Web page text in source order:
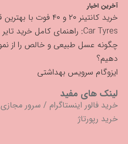
آخرین اخبار
خرید کانتینر ۲۰ و ۴۰ فوت با بهترین قیمت
Car Tyres: راهنمای کامل خرید تایر
چگونه عسل طبیعی و خالص را از
دهیم؟
ایزوگام سرویس بهداشتی
لینک های مفید
خرید فالور اینستاگرام / سرور مجازی
خرید رپورتاژ